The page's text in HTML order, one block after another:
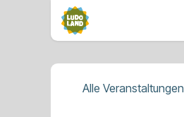
Zum Inhalt springen
Alle Veranstaltungen